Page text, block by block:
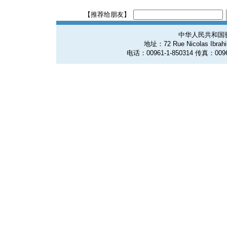
【推荐给朋友】
中华人民共和国
地址：72 Rue Nicolas
电话：00961-1-850314 传真：